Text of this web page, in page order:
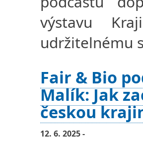
výstavu
udržitelnému
Fair & Bio
Malík: Jak
českou
12. 6. 2025 -